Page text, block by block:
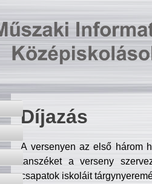
Díjazás
A versenyen az első három
tanszéket a verseny
csapatok iskoláit